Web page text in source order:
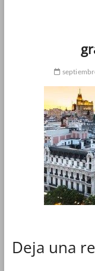
Deja una